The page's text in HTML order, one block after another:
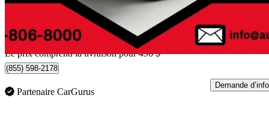
Livraison à domicile de Montréal, QC
Le prix comprend la livraison pour 496 $
(855) 598-2178
Partenaire CarGurus
Demande d’info